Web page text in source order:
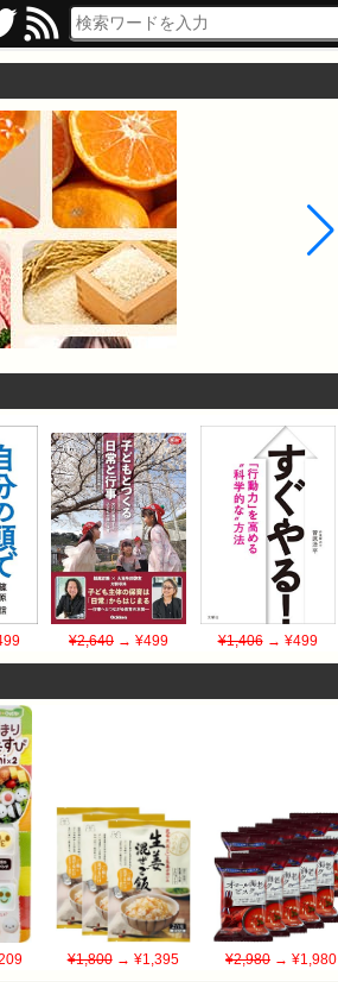
¥2,640 → ¥499 ¥1,406→ ¥499
¥1,800→ ¥1,395 ¥2,980→ ¥1,980